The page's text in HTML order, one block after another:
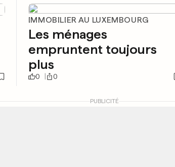
IMMOBILIER AU LUXEMBOURG
Les ménages
empruntent toujours
plus
0 0
PUBLICITÉ